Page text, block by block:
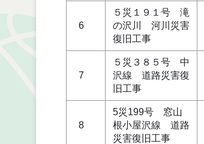
6
５災１９１号 滝
の沢川 河川災害
復旧工事
7
５災３８５号 中
沢線 道路災害復
旧工事
8
5災199号 窓山
根小屋沢線 道路
災害復旧工事